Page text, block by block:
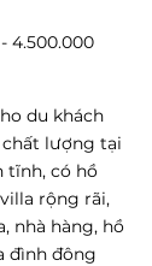
4.500.000
du khách
lượng tại
tĩnh, có hồ
rộng rãi,
nhà hàng, hồ
đình đông